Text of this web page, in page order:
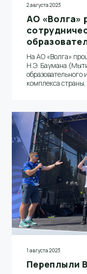
2 августа 2023
АО «Волга»
На АО «Волга»
Н.Э. Баумана
образовательного
комплекса
промышленности
1 августа 2023
Переплыли